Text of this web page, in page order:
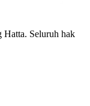
Hatta. Seluruh hak